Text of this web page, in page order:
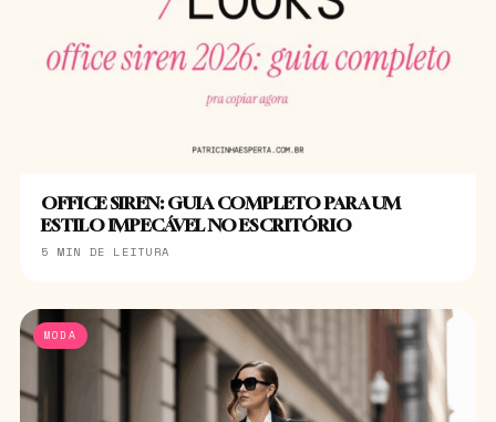
OFFICE SIREN: GUIA COMPLETO PARA UM
ESTILO IMPECÁVEL NO ESCRITÓRIO
5 MIN DE LEITURA
MODA